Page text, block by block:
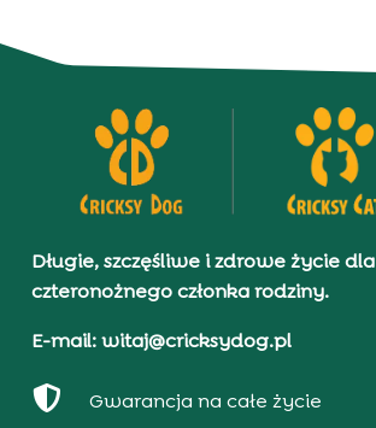
Długie, szczęśliwe i zdrowe życie dla
czteronożnego członka rodziny.
E-mail: witaj@cricksydog.pl
 Gwarancja na całe życie